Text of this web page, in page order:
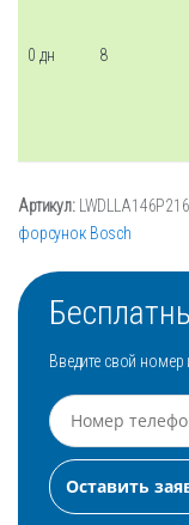
0 дн 8
Артикул:
форсунок Bosch
Введите свой